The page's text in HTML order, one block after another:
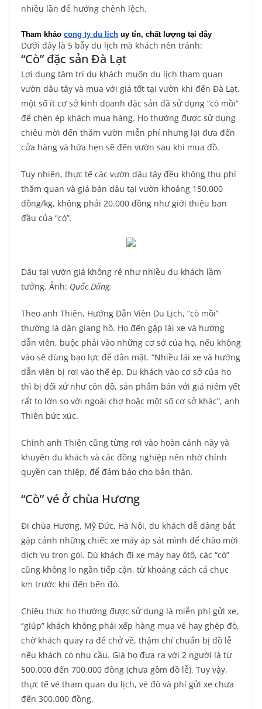
nhiều lần để hưởng chênh lệch.
Tham khảo cong ty du lich uy tín, chất lượng tại đây
Dưới đây là 5 bẫy du lịch mà khách nên tránh:
“Cò” đặc sản Đà Lạt
Lợi dụng tâm trí du khách muốn du lịch tham quan
vườn dâu tây và mua với giá tốt tại vườn khi đến Đà Lạt,
một số ít cơ sở kinh doanh đặc sản đã sử dụng “cò mồi”
để chèn ép khách mua hàng. Họ thường được sử dụng
chiêu mời đến thăm vườn miễn phí nhưng lại đưa đến
cửa hàng và hứa hẹn sẽ đến vườn sau khi mua đồ.
Tuy nhiên, thực tế các vườn dâu tây đều không thu phí
thăm quan và giá bán dâu tại vườn khoảng 150.000
đồng/kg, không phải 20.000 đồng như giới thiệu ban
đầu của “cò”.
Dâu tại vườn giá không rẻ như nhiều du khách lầm
tưởng. Ảnh: Quốc Dũng.
Theo anh Thiên, Hướng Dẫn Viên Du Lịch, “cò mồi”
thường là dân giang hồ. Họ đến gặp lái xe và hướng
dẫn viên, buộc phải vào những cơ sở của họ, nếu không
vào sẽ dùng bạo lực để dằn mặt. “Nhiều lái xe và hướng
dẫn viên bị rơi vào thế ép. Du khách vào cơ sở của họ
thì bị đối xử như côn đồ, sản phẩm bán với giá niêm yết
rất to lớn so với ngoài chợ hoặc một số cơ sở khác”, anh
Thiên bức xúc.
Chính anh Thiên cũng từng rơi vào hoàn cảnh này và
khuyên du khách và các đồng nghiệp nên nhờ chính
quyền can thiệp, để đảm bảo cho bản thân.
“Cò” vé ở chùa Hương
Đi chùa Hương, Mỹ Đức, Hà Nội, du khách dễ dàng bắt
gặp cảnh những chiếc xe máy áp sát mình để chào mời
dịch vụ trọn gói. Dù khách đi xe máy hay ôtô, các “cò”
cũng không lo ngần tiếp cận, từ khoảng cách cả chục
km trước khi đến bến đò.
Chiêu thức họ thường được sử dụng là miễn phí gửi xe,
“giúp” khách không phải xếp hàng mua vé hay ghép đò,
chờ khách quay ra để chở về, thậm chí chuẩn bị đồ lễ
nếu khách có nhu cầu. Giá họ đưa ra với 2 người là từ
500.000 đến 700.000 đồng (chưa gồm đồ lễ). Tuy vậy,
thực tế vé tham quan du lịch, vé đò và phí gửi xe chưa
đến 300.000 đồng.